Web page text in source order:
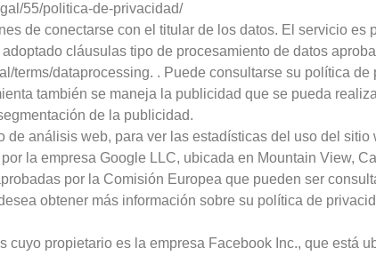
55/politica-de-privacidad/
de conectarse con el titular de los datos. El servicio es
cláusulas tipo de procesamiento de datos
terms/dataprocessing. . Puede consultarse su política de
también se maneja la publicidad que se pueda
de la publicidad.
análisis web, para ver las estadísticas del uso del
la empresa Google LLC, ubicada en Mountain View,
por la Comisión Europea que pueden ser
obtener más información sobre su política de
cuyo propietario es la empresa Facebook Inc., que está